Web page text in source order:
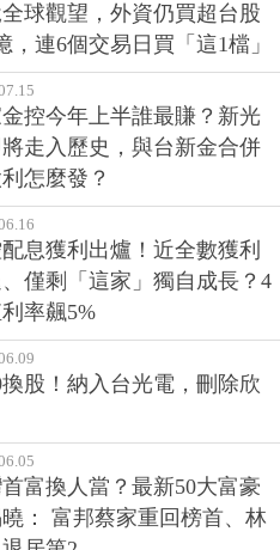
球觀望，外資仍買超台股
，連6個交易日買「這1檔」
金控今年上半誰最賺？新光
走入歷史，與台新金合併
怎麼發？
息獲利出爐！近全數獲利
僅剩「這家」獨自成長？4
率飆5%
換股！納入台光電，刪除欣
富換人當？最新50大富豪
： 富邦蔡家重回榜首、林